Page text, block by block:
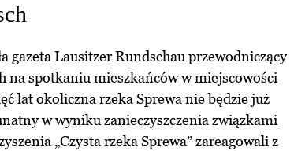
gazeta Lausitzer Rundschau przewodniczący
na spotkaniu mieszkańców w miejscowości
lat okoliczna rzeka Sprewa nie będzie już
w wyniku zanieczyszczenia związkami
„Czysta rzeka Sprewa” zareagowali z